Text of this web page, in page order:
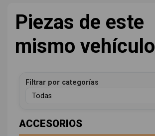
Piezas de este
mismo vehículo
Filtrar por categorías
ACCESORIOS